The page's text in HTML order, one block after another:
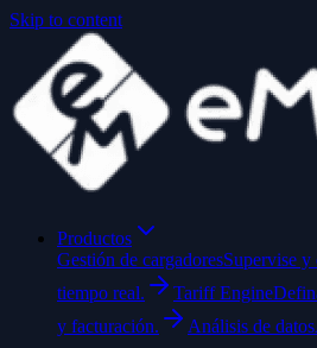
Skip to content
Productos
Gestión de cargadoresSupervise y
tiempo real.
Tariff Engine
y facturación.
Análisis de datos